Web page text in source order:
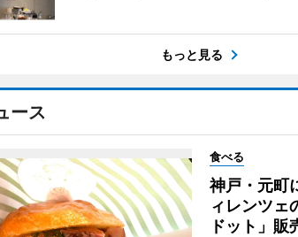
もっと見る
ース
食べる
神戸・元町
ィレンツェ
ドット」販